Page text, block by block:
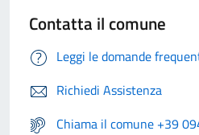
Contatta il comune
Leggi le domande
Richiedi Assistenza
Chiama il comune +39